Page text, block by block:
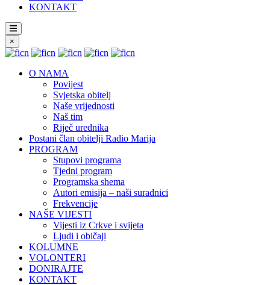
KONTAKT
×
O NAMA
Povijest
Svjetska obitelj
Naše vrijednosti
Naš tim
Riječ urednika
Postani član obitelji Radio Marija
PROGRAM
Stupovi programa
Tjedni program
Programska shema
Autori emisija – naši suradnici
Frekvencije
NAŠE VIJESTI
Vijesti iz Crkve i svijeta
Ljudi i običaji
KOLUMNE
VOLONTERI
DONIRAJTE
KONTAKT